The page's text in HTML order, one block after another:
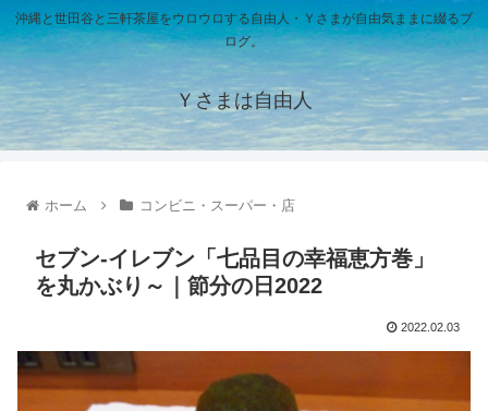
沖縄と世田谷と三軒茶屋をウロウロする自由人・Ｙさまが自由気ままに綴るブ
ログ。
Ｙさまは自由人
ホーム コンビニ・スーパー・店
セブン-イレブン「七品目の幸福恵方巻」
を丸かぶり～｜節分の日2022
2022.02.03